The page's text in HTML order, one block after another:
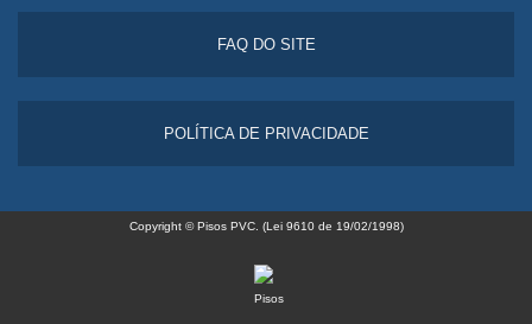
FAQ DO SITE
POLÍTICA DE PRIVACIDADE
Copyright © Pisos PVC. (Lei 9610 de 19/02/1998)